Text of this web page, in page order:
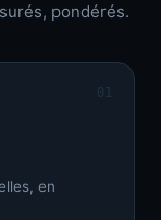
pondérés.
01
en